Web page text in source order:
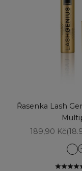
Přidat do košíku
Řasenka Lash
Prodejní cena
189,90 Kč